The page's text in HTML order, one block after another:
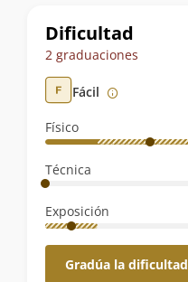
Datos
de
la
ruta
Dificultad
2 graduaciones
Fácil
Físico
Técnica
Exposición
Gradúa la dificultad